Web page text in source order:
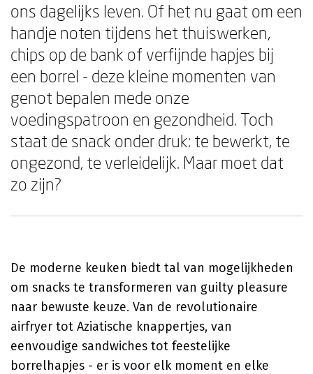
ons dagelijks leven. Of het nu gaat om een
handje noten tijdens het thuiswerken,
chips op de bank of verfijnde hapjes bij
een borrel - deze kleine momenten van
genot bepalen mede onze
voedingspatroon en gezondheid. Toch
staat de snack onder druk: te bewerkt, te
ongezond, te verleidelijk. Maar moet dat
zo zijn?
De moderne keuken biedt tal van mogelijkheden
om snacks te transformeren van guilty pleasure
naar bewuste keuze. Van de revolutionaire
airfryer tot Aziatische knappertjes, van
eenvoudige sandwiches tot feestelijke
borrelhapjes - er is voor elk moment en elke